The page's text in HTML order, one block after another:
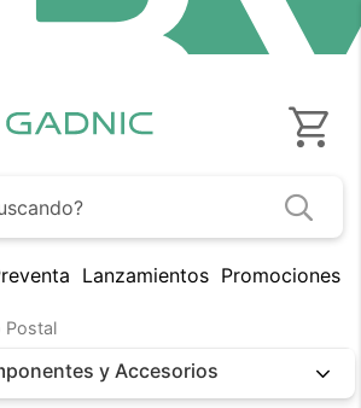
Lanzamientos Promociones
Postal
y Accesorios